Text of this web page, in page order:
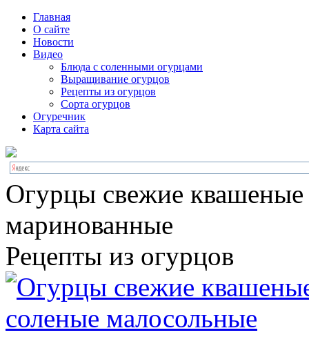
Главная
О сайте
Новости
Видео
Блюда с соленными огурцами
Выращивание огурцов
Рецепты из огурцов
Сорта огурцов
Огуречник
Карта сайта
Огурцы свежие
маринованные
Рецепты из огурцов